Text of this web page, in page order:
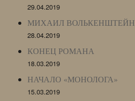
29.04.2019
МИХАИЛ ВОЛЬКЕНШТЕЙН
28.04.2019
КОНЕЦ РОМАНА
18.03.2019
НАЧАЛО «МОНОЛОГА»
15.03.2019